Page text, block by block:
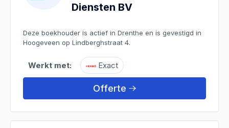
Diensten BV
Deze boekhouder is actief in Drenthe en is gevestigd in
Hoogeveen op Lindberghstraat 4.
Werkt met: Exact
Offerte